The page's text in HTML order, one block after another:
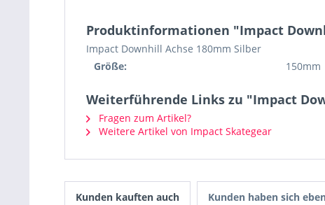
Produktinformationen "Impact
Impact Downhill Achse 180mm Silber
Größe:
150mm
Weiterführende Links zu "Impact
Fragen zum Artikel?
Weitere Artikel von Impact Skategear
Kunden kauften auch Kunden haben sich